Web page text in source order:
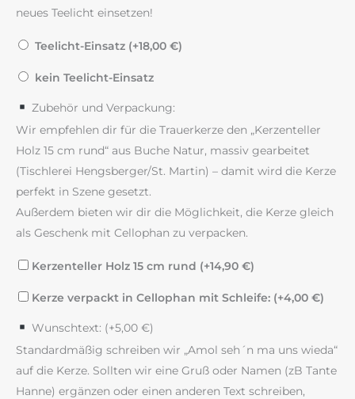
neues Teelicht einsetzen!
Teelicht-Einsatz (+18,00 €)
kein Teelicht-Einsatz
Zubehör und Verpackung:
Wir empfehlen dir für die Trauerkerze den „Kerzenteller
Holz 15 cm rund“ aus Buche Natur, massiv gearbeitet
(Tischlerei Hengsberger/St. Martin) – damit wird die Kerze
perfekt in Szene gesetzt.
Außerdem bieten wir dir die Möglichkeit, die Kerze gleich
als Geschenk mit Cellophan zu verpacken.
Kerzenteller Holz 15 cm rund (+14,90 €)
Kerze verpackt in Cellophan mit Schleife: (+4,00 €)
Wunschtext: (+5,00 €)
Standardmäßig schreiben wir „Amol seh´n ma uns wieda“
auf die Kerze. Sollten wir eine Gruß oder Namen (zB Tante
Hanne) ergänzen oder einen anderen Text schreiben,